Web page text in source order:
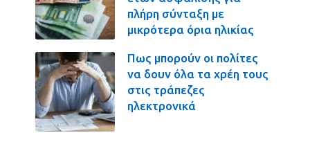
πλήρη σύνταξη με
μικρότερα όρια ηλικίας
Πως μπορούν οι πολίτες
να δουν όλα τα χρέη τους
στις τράπεζες
ηλεκτρονικά